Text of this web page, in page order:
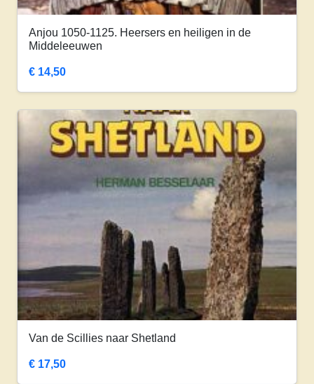
Anjou 1050-1125. Heersers en heiligen in de
Middeleeuwen
€ 14,50
Van de Scillies naar Shetland
€ 17,50